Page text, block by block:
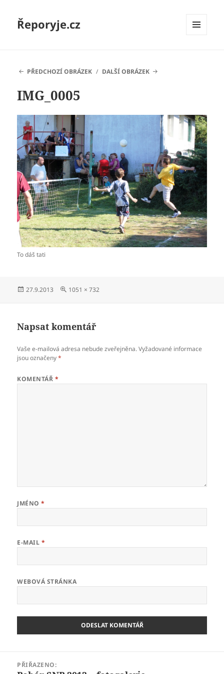
Řeporyje.cz
PŘEDCHOZÍ OBRÁZEK
DALŠÍ OBRÁZEK
IMG_0005
To dáš tati
Publikováno:
27.9.2013
Původní
1051 × 732
Napsat komentář
Vaše e-mailová adresa nebude zveřejněna. Vyžadované informace
jsou označeny*
KOMENTÁŘ *
JMÉNO*
E-MAIL *
WEBOVÁ STRÁNKA
PŘIŘAZENO: